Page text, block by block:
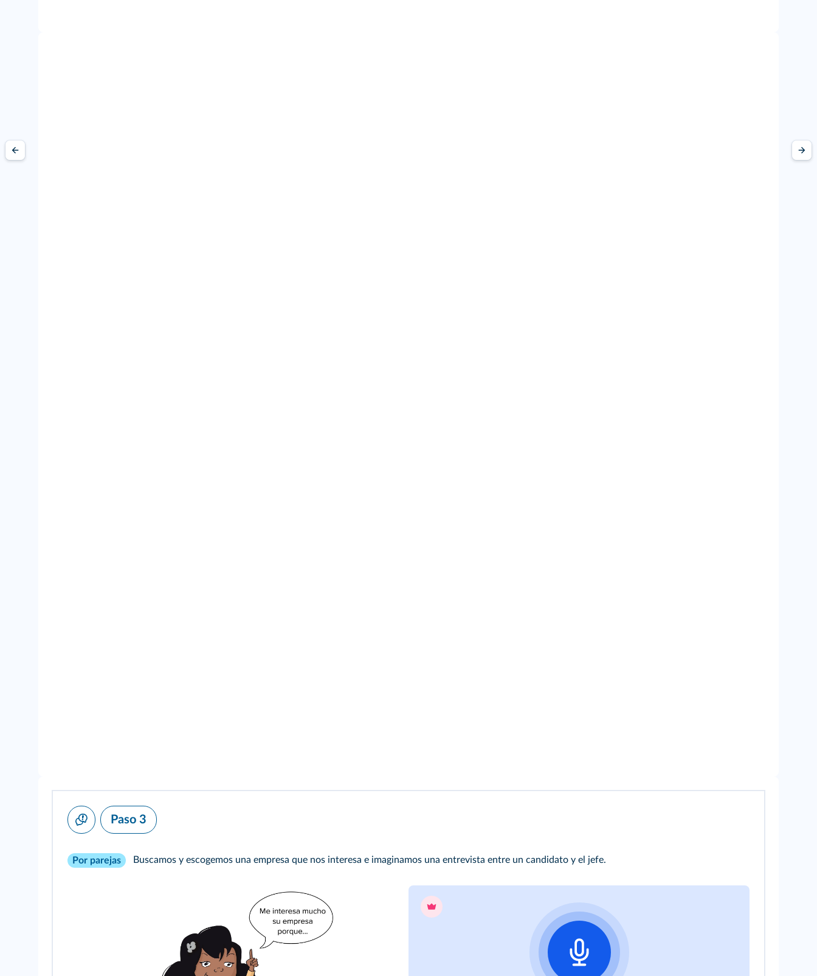
Paso 3
Por parejas Buscamos y escogemos una empresa que nos interesa e imaginamos una entrevista entre un candidato y el jefe.